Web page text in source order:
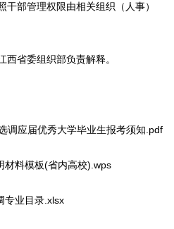
部管理权限由相关组织（人事）
省委组织部负责解释。
应届优秀大学毕业生报考须知.pdf
料模板(省内高校).wps
业目录.xlsx